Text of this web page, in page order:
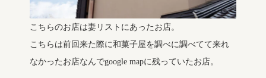
こちらのお店は妻リストにあったお店。
こちらは前回来た際に和菓子屋を調べに調べてて来れ
なかったお店なんでgoogle mapに残っていたお店。